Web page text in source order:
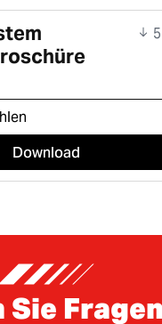
Download
Sie